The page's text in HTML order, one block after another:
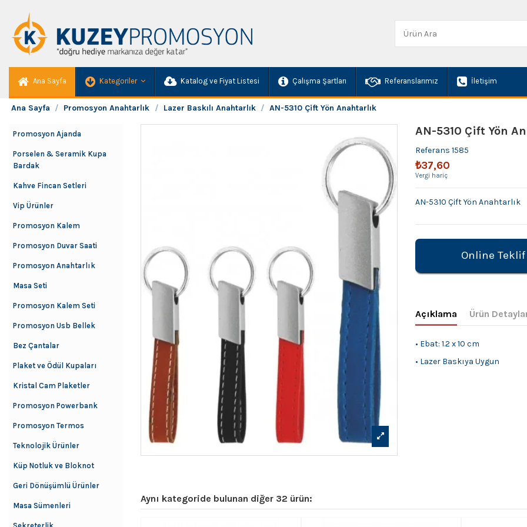
Ana Sayfa Kategoriler Katalog ve Fiyat Listesi Çalışma Şartları Referanslarımız İletişim
Ana Sayfa Promosyon Anahtarlık Lazer Baskılı Anahtarlık AN-5310 Çift Yön Anahtarlık
AN-5310 Çift Yön
Referans 1585
₺37,60
Vergi hariç
AN-5310 Çift Yön Anahtarlık
Online Teklif
Açıklama Ürün
• Ebat: 1.2 x 10 cm
• Lazer Baskıya Uygun
Aynı kategoride bulunan diğer 32 ürün:
Promosyon Ajanda
Porselen & Seramik Kupa
Bardak
Kahve Fincan Setleri
Vip Ürünler
Promosyon Kalem
Promosyon Duvar Saati
Promosyon Anahtarlık
Masa Seti
Promosyon Kalem Seti
Promosyon Usb Bellek
Bez Çantalar
Plaket ve Ödül Kupaları
Kristal Cam Plaketler
Promosyon Powerbank
Promosyon Termos
Teknolojik Ürünler
Küp Notluk ve Bloknot
Geri Dönüşümlü Ürünler
Masa Sümenleri